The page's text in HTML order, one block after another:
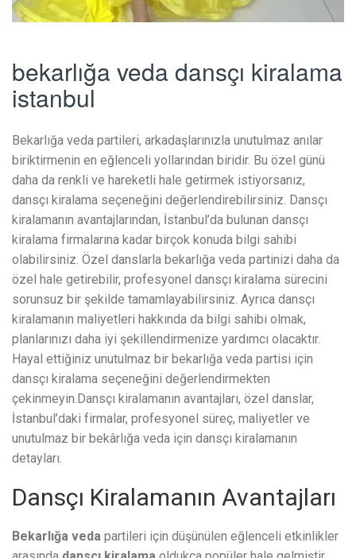
bekarlığa veda dansçı kiralama
istanbul
Bekarlığa veda partileri, arkadaşlarınızla unutulmaz anılar
biriktirmenin en eğlenceli yollarından biridir. Bu özel günü
daha da renkli ve hareketli hale getirmek istiyorsanız,
dansçı kiralama seçeneğini değerlendirebilirsiniz. Dansçı
kiralamanın avantajlarından, İstanbul’da bulunan dansçı
kiralama firmalarına kadar birçok konuda bilgi sahibi
olabilirsiniz. Özel danslarla bekarlığa veda partinizi daha da
özel hale getirebilir, profesyonel dansçı kiralama sürecini
sorunsuz bir şekilde tamamlayabilirsiniz. Ayrıca dansçı
kiralamanın maliyetleri hakkında da bilgi sahibi olmak,
planlarınızı daha iyi şekillendirmenize yardımcı olacaktır.
Hayal ettiğiniz unutulmaz bir bekarlığa veda partisi için
dansçı kiralama seçeneğini değerlendirmekten
çekinmeyin.Dansçı kiralamanın avantajları, özel danslar,
İstanbul’daki firmalar, profesyonel süreç, maliyetler ve
unutulmaz bir bekârlığa veda için dansçı kiralamanın
detayları.
Dansçı Kiralamanın Avantajları
Bekarlığa veda partileri için düşünülen eğlenceli etkinlikler